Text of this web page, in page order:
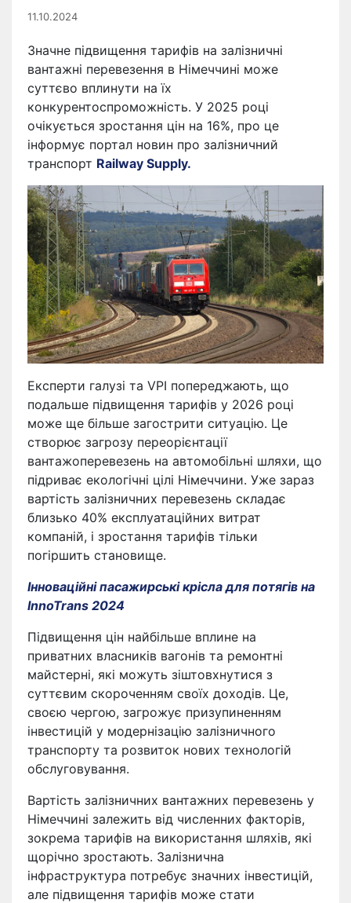
11.10.2024
Значне підвищення тарифів на залізничні
вантажні перевезення в Німеччині може
суттєво вплинути на їх
конкурентоспроможність. У 2025 році
очікується зростання цін на 16%, про це
інформує портал новин про залізничний
транспорт Railway Supply.
Експерти галузі та VPI попереджають, що
подальше підвищення тарифів у 2026 році
може ще більше загострити ситуацію. Це
створює загрозу переорієнтації
вантажоперевезень на автомобільні шляхи, що
підриває екологічні цілі Німеччини. Уже зараз
вартість залізничних перевезень складає
близько 40% експлуатаційних витрат
компаній, і зростання тарифів тільки
погіршить становище.
Інноваційні пасажирські крісла для потягів на
InnoTrans 2024
Підвищення цін найбільше вплине на
приватних власників вагонів та ремонтні
майстерні, які можуть зіштовхнутися з
суттєвим скороченням своїх доходів. Це,
своєю чергою, загрожує призупиненням
інвестицій у модернізацію залізничного
транспорту та розвиток нових технологій
обслуговування.
Вартість залізничних вантажних перевезень у
Німеччині залежить від численних факторів,
зокрема тарифів на використання шляхів, які
щорічно зростають. Залізнична
інфраструктура потребує значних інвестицій,
але підвищення тарифів може стати